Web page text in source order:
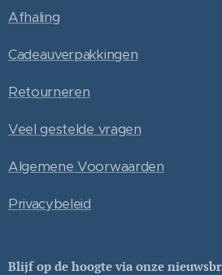
Afhaling
Cadeauverpakkingen
Retourneren
Veel gestelde vragen
Algemene Voorwaarden
Privacybeleid
Blijf op de hoogte via onze